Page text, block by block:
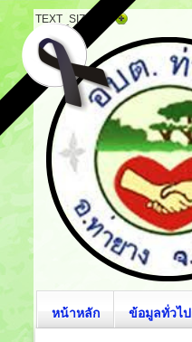
TEXT_SIZE
หน้าหลัก ข้อมูลทั่วไป